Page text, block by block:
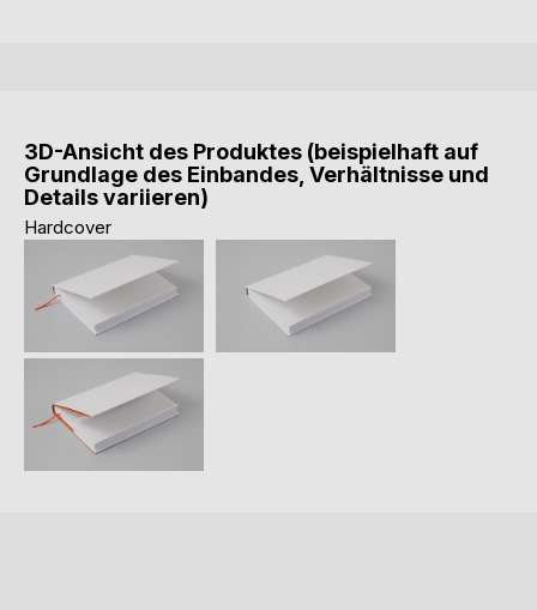
3D-Ansicht des Produktes (beispielhaft auf
Grundlage des Einbandes, Verhältnisse und
Details variieren)
Hardcover